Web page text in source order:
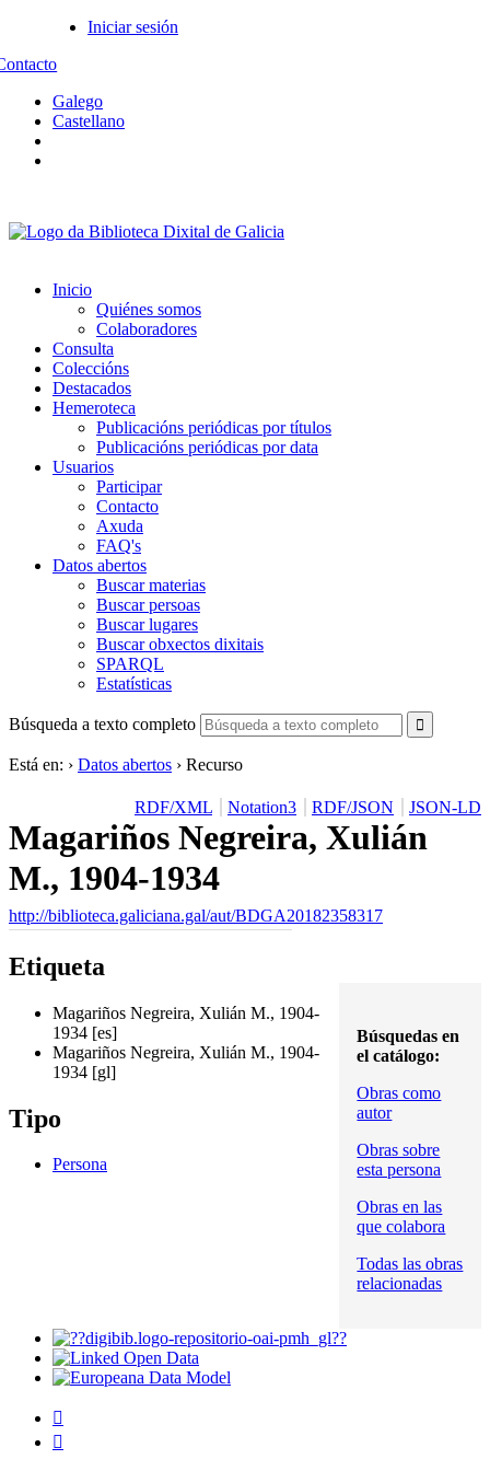
Iniciar sesión
Galego
Castellano
Inicio
Quiénes somos
Colaboradores
Consulta
Coleccións
Destacados
Hemeroteca
Publicacións periódicas por títulos
Publicacións periódicas por data
Usuarios
Participar
Contacto
Axuda
FAQ's
Datos abertos
Buscar materias
Buscar persoas
Buscar lugares
Buscar obxectos dixitais
SPARQL
Estatísticas
Búsqueda a texto completo
Está en: › Datos abertos › Recurso
RDF/XML Notation3 RDF/JSON JSON-LD
Magariños Negreira, Xulián
M., 1904-1934
http://biblioteca.galiciana.gal/aut/BDGA20182358317
Búsquedas en
el catálogo:
Obras como
autor
Obras sobre
esta persona
Obras en las
que colabora
Todas las obras
relacionadas
Etiqueta
Magariños Negreira, Xulián M., 1904-
1934 es
Magariños Negreira, Xulián M., 1904-
1934 gl
Tipo
Persona

